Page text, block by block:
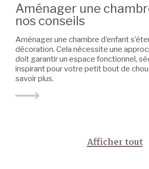
Aménager une
nos conseils
Aménager une chambre d’enfant
décoration. Cela nécessite une
doit garantir un espace fonctionnel,
inspirant pour votre petit bout de
savoir plus.
Afficher tout